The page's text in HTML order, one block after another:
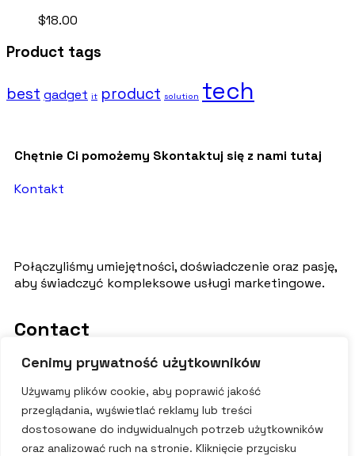
Cenimy prywatność użytkowników
Używamy plików cookie, aby poprawić jakość
przeglądania, wyświetlać reklamy lub treści
dostosowane do indywidualnych potrzeb użytkowników
oraz analizować ruch na stronie. Kliknięcie przycisku
$18.00
Product tags
best gadget it product solution tech
Chętnie Ci pomożemy Skontaktuj się z nami tutaj
Kontakt
Połączyliśmy umiejętności, doświadczenie oraz pasję,
aby świadczyć kompleksowe usługi marketingowe.
Contact
info@mouli.plWyczółkowskiego 2, 89-500 Tuchola
Socialmedia